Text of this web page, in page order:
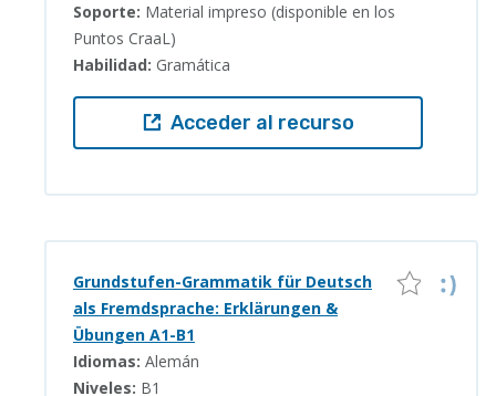
Soporte: Material impreso (disponible en los
Puntos CraaL)
Habilidad: Gramática
Acceder al recurso
Grundstufen-Grammatik für Deutsch
als Fremdsprache: Erklärungen &
Übungen A1-B1
Idiomas: Alemán
Niveles: B1